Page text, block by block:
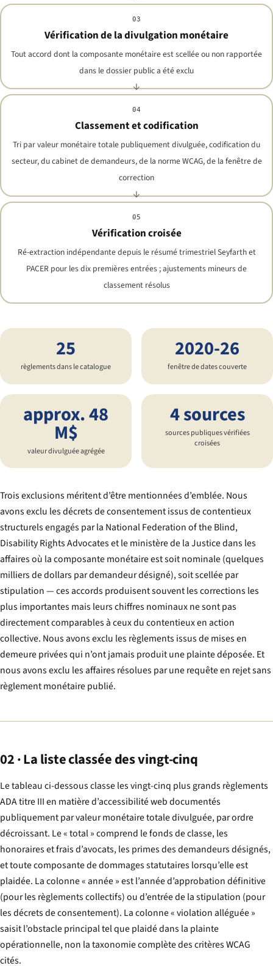
03
Vérification de la divulgation monétaire
Tout accord dont la composante monétaire est scellée ou non rapportée
dans le dossier public a été exclu
04
Classement et codification
Tri par valeur monétaire totale publiquement divulguée, codification du
secteur, du cabinet de demandeurs, de la norme WCAG, de la fenêtre de
correction
05
Vérification croisée
Ré-extraction indépendante depuis le résumé trimestriel Seyfarth et
PACER pour les dix premières entrées ; ajustements mineurs de
classement résolus
25
règlements dans le catalogue
2020-26
fenêtre de dates couverte
approx. 48
M$
valeur divulguée agrégée
4 sources
sources publiques vérifiées
croisées
Trois exclusions méritent d’être mentionnées d’emblée. Nous
avons exclu les décrets de consentement issus de contentieux
structurels engagés par la National Federation of the Blind,
Disability Rights Advocates et le ministère de la Justice dans les
affaires où la composante monétaire est soit nominale (quelques
milliers de dollars par demandeur désigné), soit scellée par
stipulation — ces accords produisent souvent les corrections les
plus importantes mais leurs chiffres nominaux ne sont pas
directement comparables à ceux du contentieux en action
collective. Nous avons exclu les règlements issus de mises en
demeure privées qui n’ont jamais produit une plainte déposée. Et
nous avons exclu les affaires résolues par une requête en rejet sans
règlement monétaire publié.
02 · La liste classée des vingt-cinq
Le tableau ci-dessous classe les vingt-cinq plus grands règlements
ADA titre III en matière d’accessibilité web documentés
publiquement par valeur monétaire totale divulguée, par ordre
décroissant. Le « total » comprend le fonds de classe, les
honoraires et frais d’avocats, les primes des demandeurs désignés,
et toute composante de dommages statutaires lorsqu’elle est
plaidée. La colonne « année » est l’année d’approbation définitive
(pour les règlements collectifs) ou d’entrée de la stipulation (pour
les décrets de consentement). La colonne « violation alléguée »
saisit l’obstacle principal tel que plaidé dans la plainte
opérationnelle, non la taxonomie complète des critères WCAG
cités.